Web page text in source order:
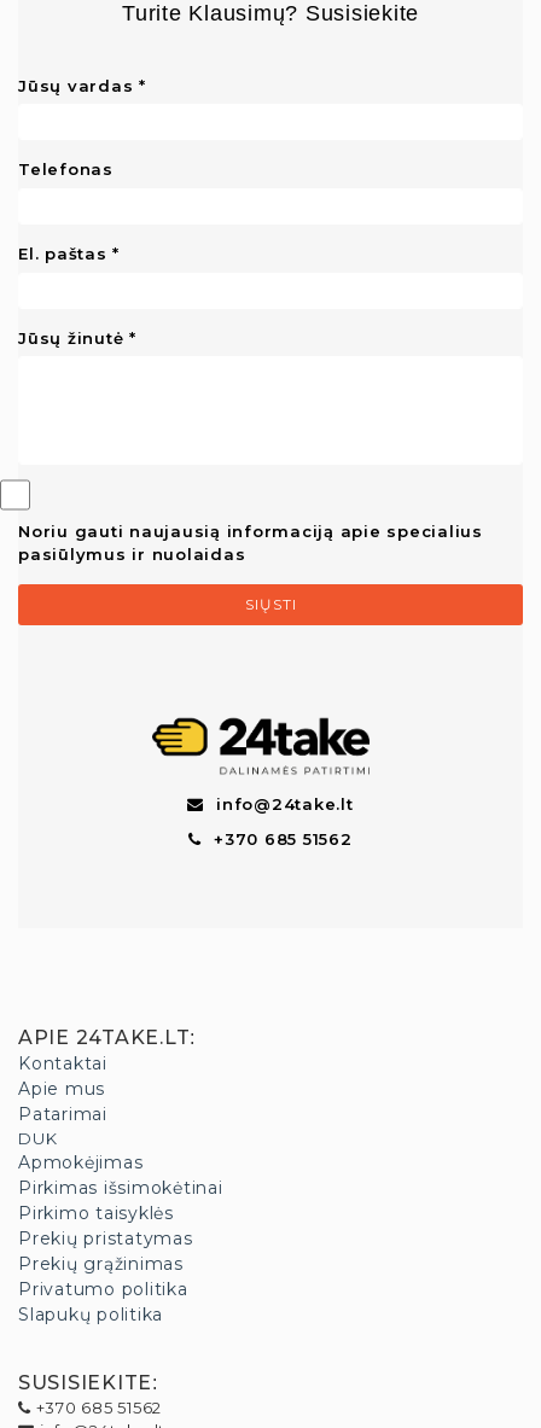
Turite Klausimų? Susisiekite
Jūsų vardas
Telefonas
El. paštas
Jūsų žinutė
Noriu gauti naujausią informaciją apie specialius
pasiūlymus ir nuolaidas
SIŲSTI
info@24take.lt
+370 685 51562
APIE 24TAKE.LT:
Kontaktai
Apie mus
Patarimai
DUK
Apmokėjimas
Pirkimas išsimokėtinai
Pirkimo taisyklės
Prekių pristatymas
Prekių grąžinimas
Privatumo politika
Slapukų politika
SUSISIEKITE:
+370 685 51562